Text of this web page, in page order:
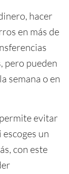
hacer
en más de
pero pueden
semana o en
evitar
un
con este